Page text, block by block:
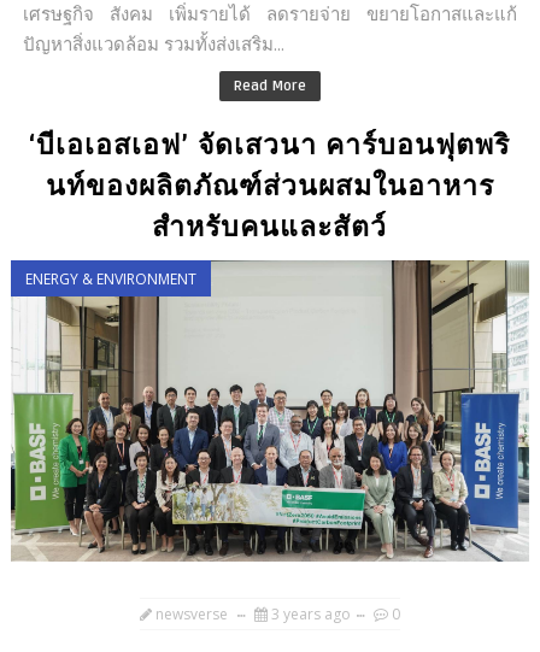
เศรษฐกิจ สังคม เพิ่มรายได้ ลดรายจ่าย ขยายโอกาสและแก้
ปัญหาสิ่งแวดล้อม รวมทั้งส่งเสริม...
Read More
‘บีเอเอสเอฟ’ จัดเสวนา คาร์บอนฟุตพริ
นท์ของผลิตภัณฑ์ส่วนผสมในอาหาร
สำหรับคนและสัตว์
ENERGY & ENVIRONMENT
newsverse 3 years ago 0